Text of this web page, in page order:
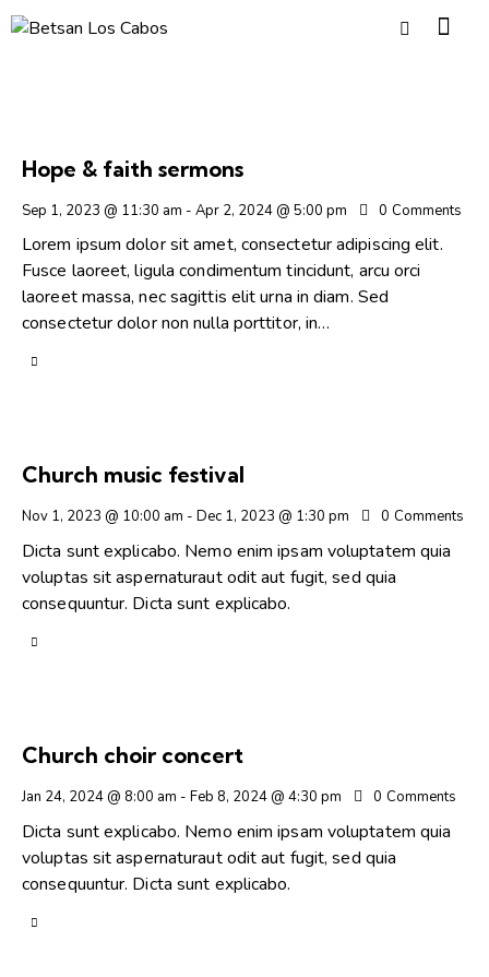
Hope & faith sermons
Sep 1, 2023 @ 11:30 am - Apr 2, 2024 @ 5:00 pm 0 Comments
Lorem ipsum dolor sit amet, consectetur adipiscing elit.
Fusce laoreet, ligula condimentum tincidunt, arcu orci
laoreet massa, nec sagittis elit urna in diam. Sed
consectetur dolor non nulla porttitor, in…
Church music festival
Nov 1, 2023 @ 10:00 am - Dec 1, 2023 @ 1:30 pm 0 Comments
Dicta sunt explicabo. Nemo enim ipsam voluptatem quia
voluptas sit aspernaturaut odit aut fugit, sed quia
consequuntur. Dicta sunt explicabo.
Church choir concert
Jan 24, 2024 @ 8:00 am - Feb 8, 2024 @ 4:30 pm 0 Comments
Dicta sunt explicabo. Nemo enim ipsam voluptatem quia
voluptas sit aspernaturaut odit aut fugit, sed quia
consequuntur. Dicta sunt explicabo.